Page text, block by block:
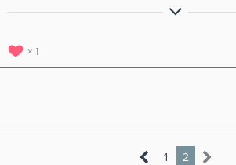
_______________________________
Spielerlevel:
Höchste Trophäen:
1
1 2